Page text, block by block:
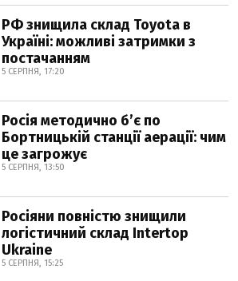
РФ знищила склад Toyota в
Україні: можливі затримки з
постачанням
5 СЕРПНЯ, 17:20
Росія методично б’є по
Бортницькій станції аерації: чим
це загрожує
5 СЕРПНЯ, 13:50
Росіяни повністю знищили
логістичний склад Intertop
Ukraine
5 СЕРПНЯ, 15:25